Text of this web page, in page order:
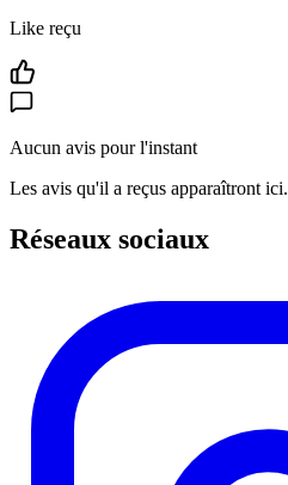
Like reçu
Aucun avis pour l'instant
Les avis qu'il a reçus apparaîtront ici.
Réseaux sociaux